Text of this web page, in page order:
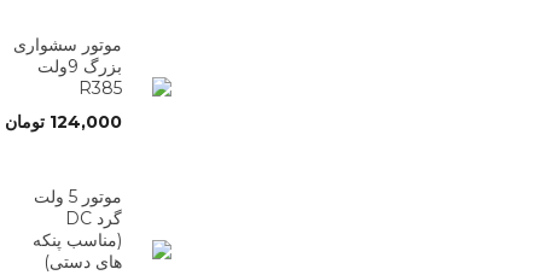
موتور سشواری
بزرگ 9ولت
R385
124,000 تومان
موتور 5 ولت
گرد DC
(مناسب پنکه
های دستی)